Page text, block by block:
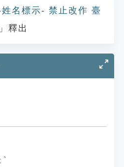
名標示- 禁止改作 臺
」釋出